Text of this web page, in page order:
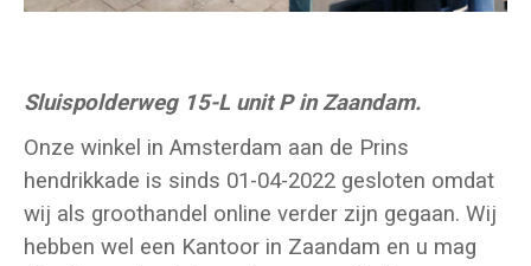
Sluispolderweg 15-L unit P in Zaandam.
Onze winkel in Amsterdam aan de Prins
hendrikkade is sinds 01-04-2022 gesloten omdat
wij als groothandel online verder zijn gegaan. Wij
hebben wel een Kantoor in Zaandam en u mag